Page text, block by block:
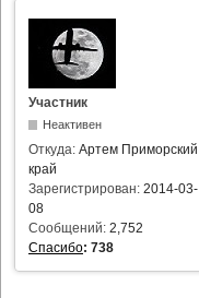
Участник
Неактивен
Откуда: Артем Приморский
край
Зарегистрирован: 2014-03-
08
Сообщений: 2,752
Спасибо: 738